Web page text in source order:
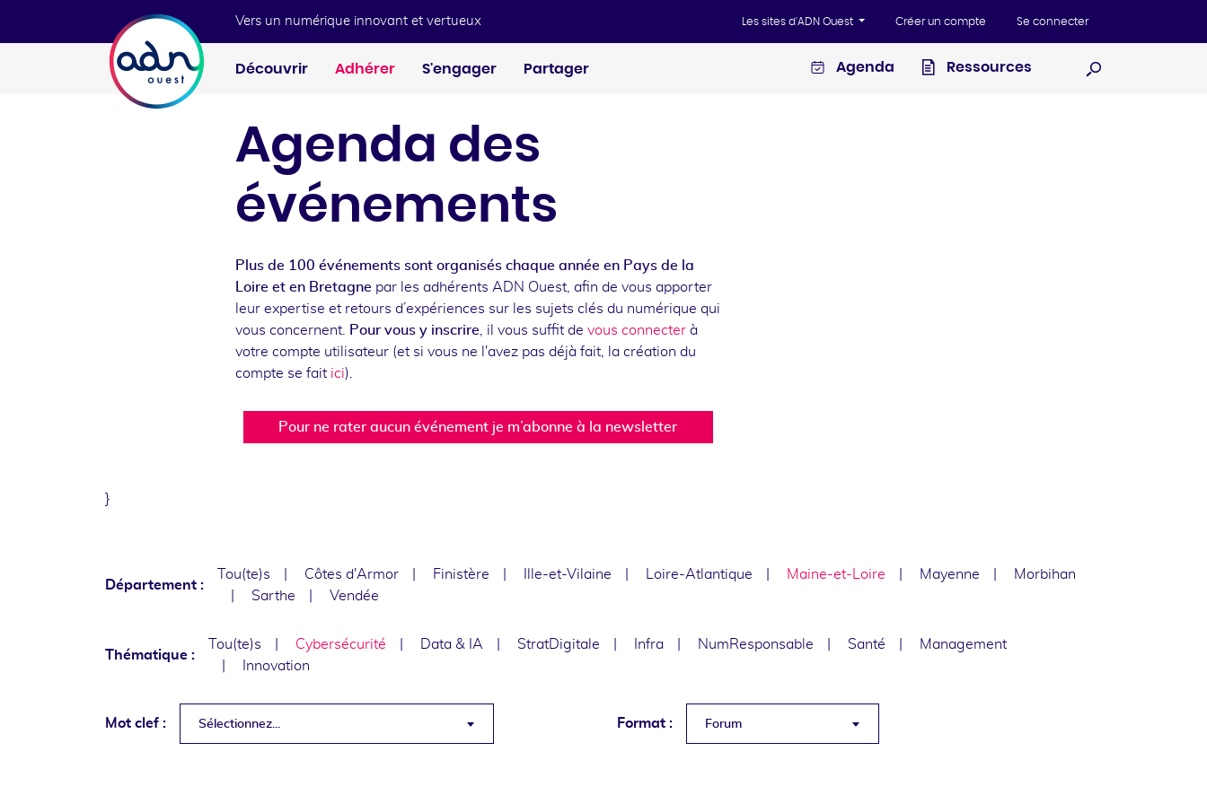
Vers un numérique innovant et vertueux Les sites d'ADN Ouest Créer un compte Se connecter
Découvrir Adhérer S'engager Partager Agenda
Ressources
Agenda des
événements
Plus de 100 événements sont organisés chaque année en Pays de la
Loire et en Bretagne par les adhérents ADN Ouest, afin de vous apporter
leur expertise et retours d’expériences sur les sujets clés du numérique qui
vous concernent. Pour vous y inscrire, il vous suffit de vous connecter à
votre compte utilisateur (et si vous ne l'avez pas déjà fait, la création du
compte se fait ici).
Pour ne rater aucun événement je m’abonne à la newsletter
}
Département :
Tou(te)s Côtes d'Armor Finistère Ille-et-Vilaine Loire-Atlantique Maine-et-Loire Mayenne
Morbihan
Sarthe
Vendée
Thématique :
Tou(te)s Cybersécurité Data & IA StratDigitale Infra NumResponsable Santé
Management
Innovation
Mot clef : Sélectionnez... Format : Forum